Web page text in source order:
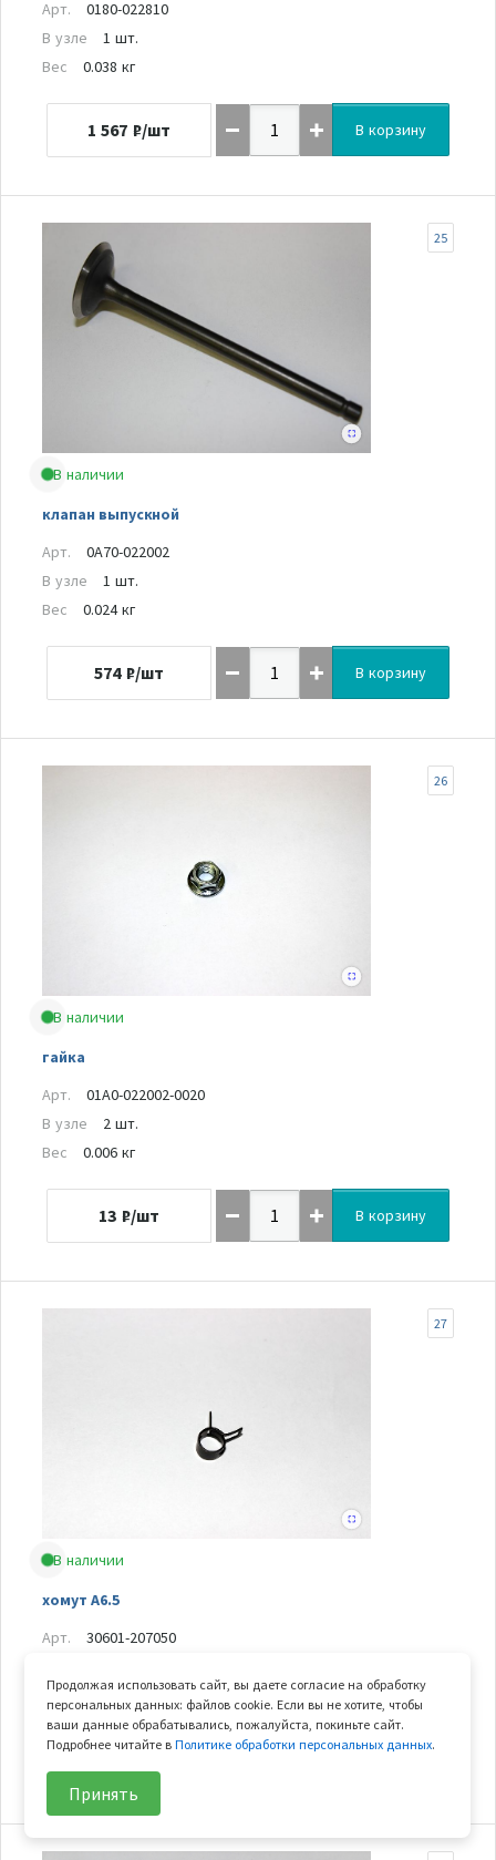
Арт.
0180-022810
В узле
1 шт.
Вес
0.038 кг
1 567 ₽/шт В корзину
В наличии
клапан выпускной
25
Арт.
0A70-022002
В узле
1 шт.
Вес
0.024 кг
574 ₽/шт В корзину
В наличии
гайка
26
Арт.
01A0-022002-0020
В узле
2 шт.
Вес
0.006 кг
13 ₽/шт В корзину
В наличии
хомут A6.5
27
Арт.
30601-207050
Вес
0.001 кг
В корзину
Продолжая использовать сайт, вы даете согласие на обработку
персональных данных: файлов cookie. Если вы не хотите, чтобы
ваши данные обрабатывались, пожалуйста, покиньте сайт.
Подробнее читайте вПолитике обработки персональных данных.
Принять